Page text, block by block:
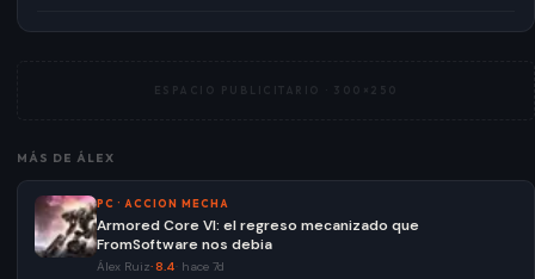
ESPACIO PUBLICITARIO · 300×250
MÁS DE ÁLEX
PC · ACCION MECHA
Armored Core VI: el regreso mecanizado que
FromSoftware nos debia
Álex Ruiz·8.4 hace 7d